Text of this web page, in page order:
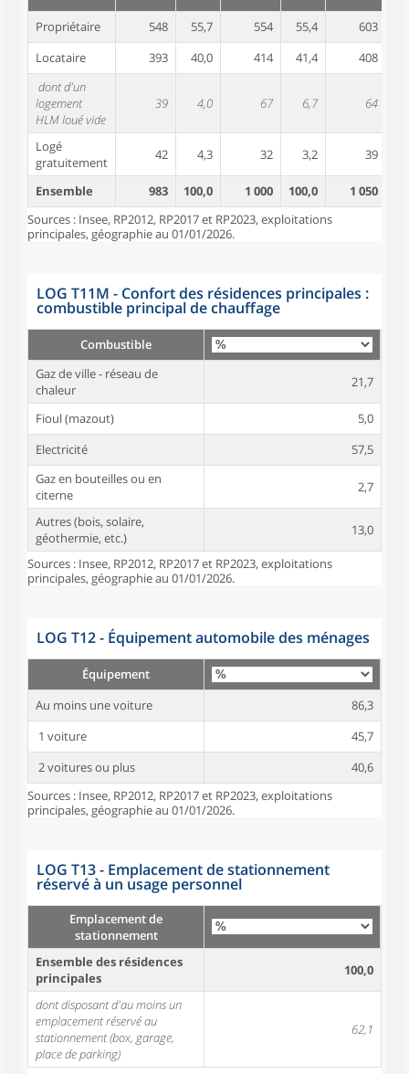
Propriétaire 548 55,7 554 55,4 603
Locataire
393 40,0 414 41,4 408
dont d'un
logement
HLM loué vide
39 4,0 67 6,7 64
Logé
gratuitement
42 4,3 32 3,2 39
Ensemble 983 100,0 1 000 100,0 1 050
Sources : Insee, RP2012, RP2017 et RP2023, exploitations
principales, géographie au 01/01/2026.
LOG T11M - Confort des résidences principales :
combustible principal de chauffage
Combustible
Gaz de ville - réseau de
chaleur
21,7
Fioul (mazout)
5,0
Electricité
57,5
Gaz en bouteilles ou en
citerne
2,7
Autres (bois, solaire,
géothermie, etc.)
13,0
Sources : Insee, RP2012, RP2017 et RP2023, exploitations
principales, géographie au 01/01/2026.
LOG T12 - Équipement automobile des ménages
Équipement
Au moins une voiture
86,3
1 voiture
45,7
2 voitures ou plus
40,6
Sources : Insee, RP2012, RP2017 et RP2023, exploitations
principales, géographie au 01/01/2026.
LOG T13 - Emplacement de stationnement
réservé à un usage personnel
Emplacement de
stationnement
Ensemble des résidences
principales
100,0
dont disposant d'au moins un
emplacement réservé au
stationnement (box, garage,
place de parking)
62,1